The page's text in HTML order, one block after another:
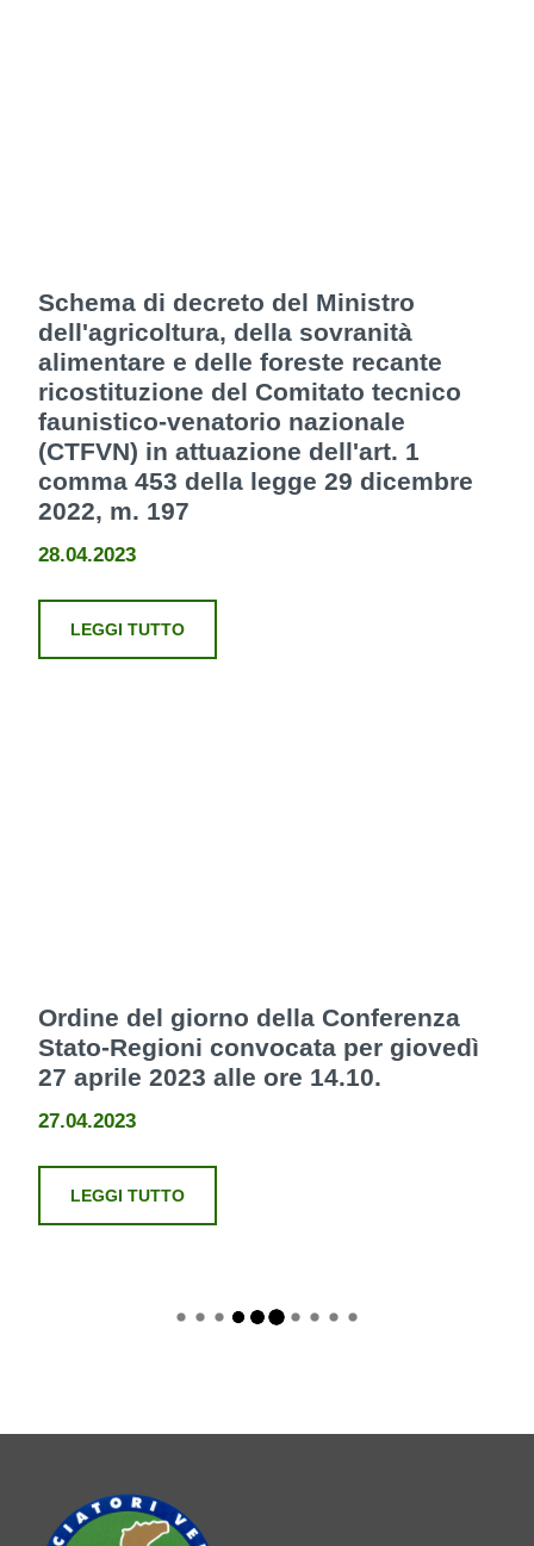
Schema di decreto del Ministro
dell'agricoltura, della sovranità
alimentare e delle foreste recante
ricostituzione del Comitato tecnico
faunistico-venatorio nazionale
(CTFVN) in attuazione dell'art. 1
comma 453 della legge 29 dicembre
2022, m. 197
28.04.2023
LEGGI TUTTO
Ordine del giorno della Conferenza
Stato-Regioni convocata per giovedì
27 aprile 2023 alle ore 14.10.
27.04.2023
LEGGI TUTTO